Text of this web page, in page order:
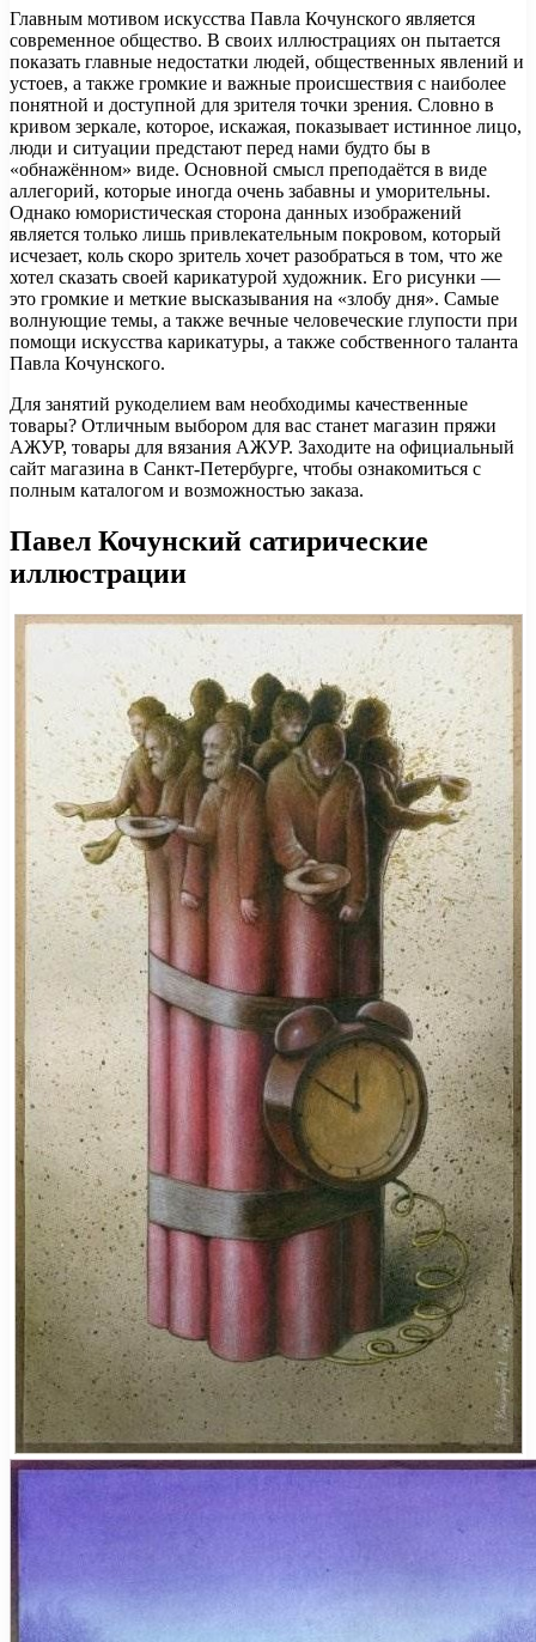
Главным мотивом искусства Павла Кочунского является
современное общество. В своих иллюстрациях он пытается
показать главные недостатки людей, общественных явлений и
устоев, а также громкие и важные происшествия с наиболее
понятной и доступной для зрителя точки зрения. Словно в
кривом зеркале, которое, искажая, показывает истинное лицо,
люди и ситуации предстают перед нами будто бы в
«обнажённом» виде. Основной смысл преподаётся в виде
аллегорий, которые иногда очень забавны и уморительны.
Однако юмористическая сторона данных изображений
является только лишь привлекательным покровом, который
исчезает, коль скоро зритель хочет разобраться в том, что же
хотел сказать своей карикатурой художник. Его рисунки —
это громкие и меткие высказывания на «злобу дня». Самые
волнующие темы, а также вечные человеческие глупости при
помощи искусства карикатуры, а также собственного таланта
Павла Кочунского.
Для занятий рукоделием вам необходимы качественные
товары? Отличным выбором для вас станет магазин пряжи
АЖУР, товары для вязания АЖУР. Заходите на официальный
сайт магазина в Санкт-Петербурге, чтобы ознакомиться с
полным каталогом и возможностью заказа.
Павел Кочунский сатирические
иллюстрации